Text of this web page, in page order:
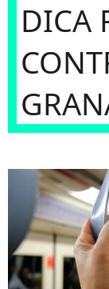
DICA